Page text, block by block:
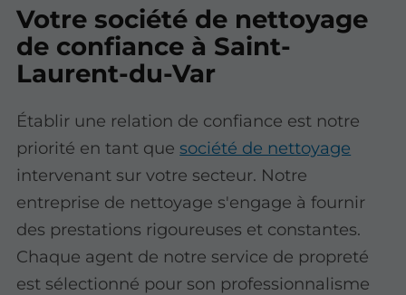
Votre société de nettoyage
de confiance à Saint-
Laurent-du-Var
Établir une relation de confiance est notre
priorité en tant quesociété de nettoyage
intervenant sur votre secteur. Notre
entreprise de nettoyage s'engage à fournir
des prestations rigoureuses et constantes.
Chaque agent de notre service de propreté
est sélectionné pour son professionnalisme